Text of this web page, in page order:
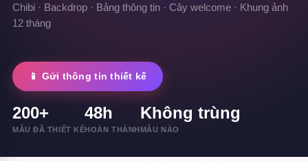
Chibi · Backdrop · Bảng thông tin · Cây welcome · Khung ảnh
12 tháng
📱 Gửi thông tin thiết kế
200+
MẪU ĐÃ THIẾT KẾ
48h
HOÀN THÀNH
Không trùng
MẪU NÀO